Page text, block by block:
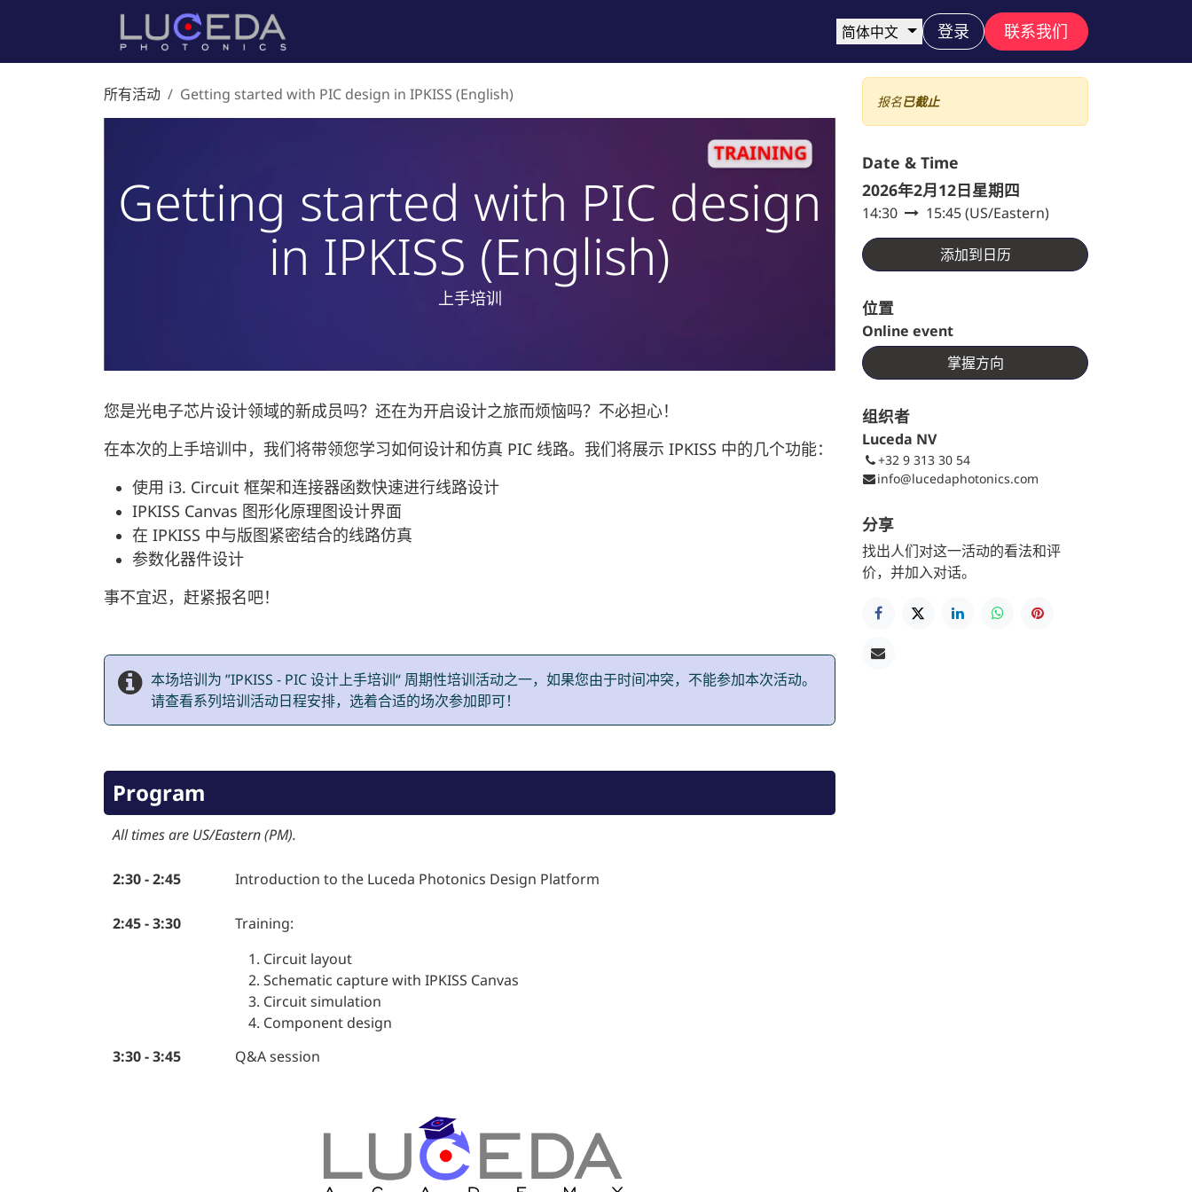
简体中文 登录 联系我们
所有活动 Getting started with PIC design in IPKISS (English)
Getting started with PIC design
in IPKISS (English)
上手培训
您是光电子芯片设计领域的新成员吗？还在为开启设计之旅而烦恼吗？不必担心！
在本次的上手培训中，我们将带领您学习如何设计和仿真 PIC 线路。我们将展示 IPKISS 中的几个功能：
使用 i3. Circuit 框架和连接器函数快速进行线路设计
IPKISS Canvas 图形化原理图设计界面
在 IPKISS 中与版图紧密结合的线路仿真
参数化器件设计
事不宜迟，赶紧报名吧！
本场培训为 ”IPKISS - PIC 设计上手培训“ 周期性培训活动之一，如果您由于时间冲突，不能参加本次活动。
请查看系列培训活动日程安排，选着合适的场次参加即可！
All times are US/Eastern (PM).
Program
2:45 - 3:30
Introduction to the Luceda Photonics Design Platform
3:30 - 3:45 Q&A session
Training:
Circuit layout
Schematic capture with IPKISS Canvas
Circuit simulation
Component design
2:30 - 2:45
报名已截止
Date & Time
2026年2月12日星期四
14:30 15:45(US/Eastern)
添加到日历
位置
Online event
掌握方向
组织者
Luceda NV
+32 9 313 30 54
info@lucedaphotonics.com
分享
找出人们对这一活动的看法和评
价，并加入对话。